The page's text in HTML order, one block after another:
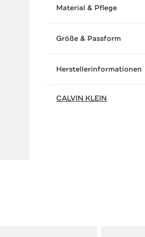
Material & Pflege
Größe & Passform
Herstellerinformationen
CALVIN KLEIN